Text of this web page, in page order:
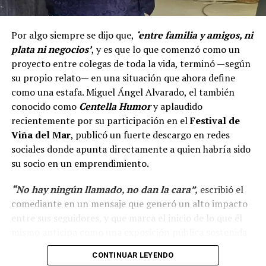
Por algo siempre se dijo que, ‘entre familia y amigos, ni
plata ni negocios’, y es que lo que comenzó como un
proyecto entre colegas de toda la vida, terminó —según
su propio relato— en una situación que ahora define
como una estafa. Miguel Ángel Alvarado, el también
conocido como Centella Humory aplaudido
recientemente por su participación en elFestival de
Viña del Mar, publicó un fuerte descargo en redes
sociales donde apunta directamente a quien habría sido
su socio en un emprendimiento.
“No hay ningún llamado, no dan la cara”, escribió el
comediante en un mensaje que generó un alto impacto
entre sus seguidores, y que marca el inicio de lo que él
en el tiempo.
CONTINUAR LEYENDO